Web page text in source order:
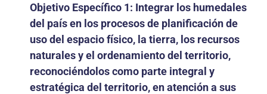
Objetivo Específico 1: Integrar los humedales
del país en los procesos de planificación de
uso del espacio físico, la tierra, los recursos
naturales y el ordenamiento del territorio,
reconociéndolos como parte integral y
estratégica del territorio, en atención a sus